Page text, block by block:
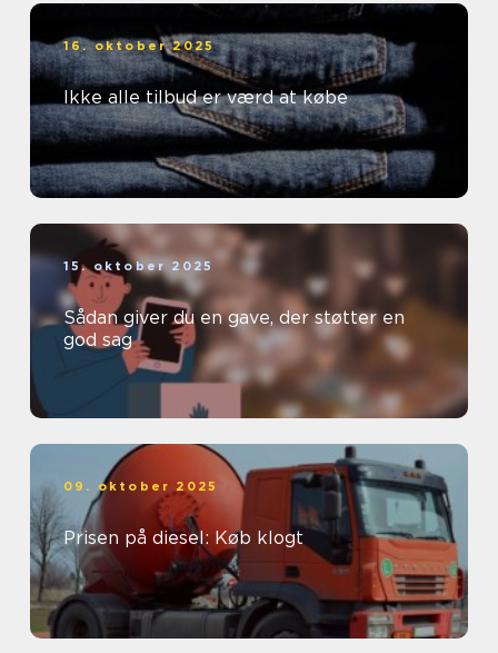
16. oktober 2025
Ikke alle tilbud er værd at købe
15. oktober 2025
Sådan giver du en gave, der støtter en
god sag
09. oktober 2025
Prisen på diesel: Køb klogt